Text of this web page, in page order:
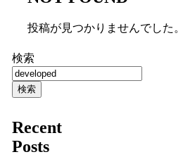
投稿が見つかりませんでした。
検索
検索
Recent
Posts